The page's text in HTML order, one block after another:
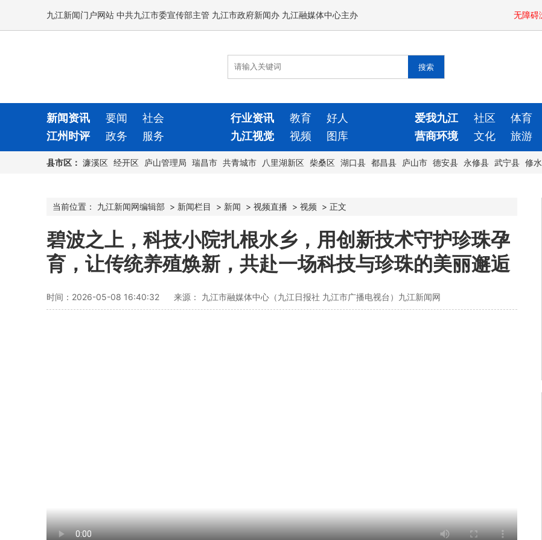
九江新闻门户网站 中共九江市委宣传部主管 九江市政府新闻办 九江融媒体中心主办 无障碍
新闻资讯 要闻 社会 行业资讯 教育 好人 爱我九江 社区 体育
江州时评
政务 服务 九江视觉 视频 图库 营商环境 文化 旅游
县市区： 濂溪区 经开区 庐山管理局 瑞昌市 共青城市 八里湖新区 柴桑区 湖口县 都昌县 庐山市 德安县 永修县 武宁县 修
当前位置： 九江新闻网编辑部 > 新闻栏目 > 新闻 > 视频直播 > 视频 > 正文
碧波之上，科技小院扎根水乡，用创新技术守护珍珠孕
育，让传统养殖焕新，共赴一场科技与珍珠的美丽邂逅
时间：2026-05-08 16:40:32 来源： 九江市融媒体中心（九江日报社 九江市广播电视台）九江新闻网